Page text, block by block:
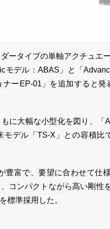
ータイプの単軸アクチュエ
モデル：ABAS」と「
ーEP-01」を追加すると
に大幅な小型化を図り、「
モデル「TS-X」との容積比
富で、要望に合わせて仕
コンパクトながら高い剛性
標準採用した。